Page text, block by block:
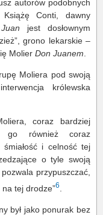
autorów podobnych
Conti, dawny
jest dosłownym
grono lekarskie –
Molier Don Juanem.
Moliera pod swoją
królewska
coraz bardziej
go również coraz
śmiałość i celność tej
o tyle swoją
przypuszczać,
tej drodze”6
był jako ponurak bez